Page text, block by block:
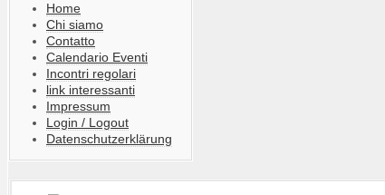
Home
Chi siamo
Contatto
Calendario Eventi
Incontri regolari
link interessanti
Impressum
Login / Logout
Datenschutzerklärung